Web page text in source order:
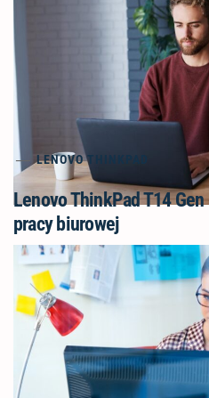
LENOVO THINKPAD
Lenovo ThinkPad T14
pracy biurowej